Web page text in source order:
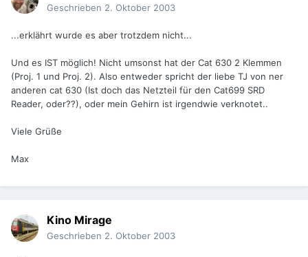
Geschrieben 2. Oktober 2003
...erklährt wurde es aber trotzdem nicht...
Und es IST möglich! Nicht umsonst hat der Cat 630 2 Klemmen
(Proj. 1 und Proj. 2). Also entweder spricht der liebe TJ von ner
anderen cat 630 (Ist doch das Netzteil für den Cat699 SRD
Reader, oder??), oder mein Gehirn ist irgendwie verknotet..
Viele Grüße
Max
Kino Mirage
Geschrieben 2. Oktober 2003